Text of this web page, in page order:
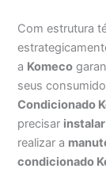
Com estrutura
a Komeco
seus
Condicionado
precisar instalar
realizar a
condicionado